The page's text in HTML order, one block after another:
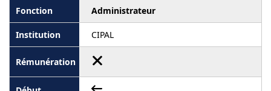
Administrateur
CIPAL